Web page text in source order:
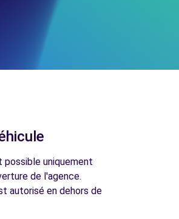
possible uniquement
de l'agence.
autorisé en dehors de